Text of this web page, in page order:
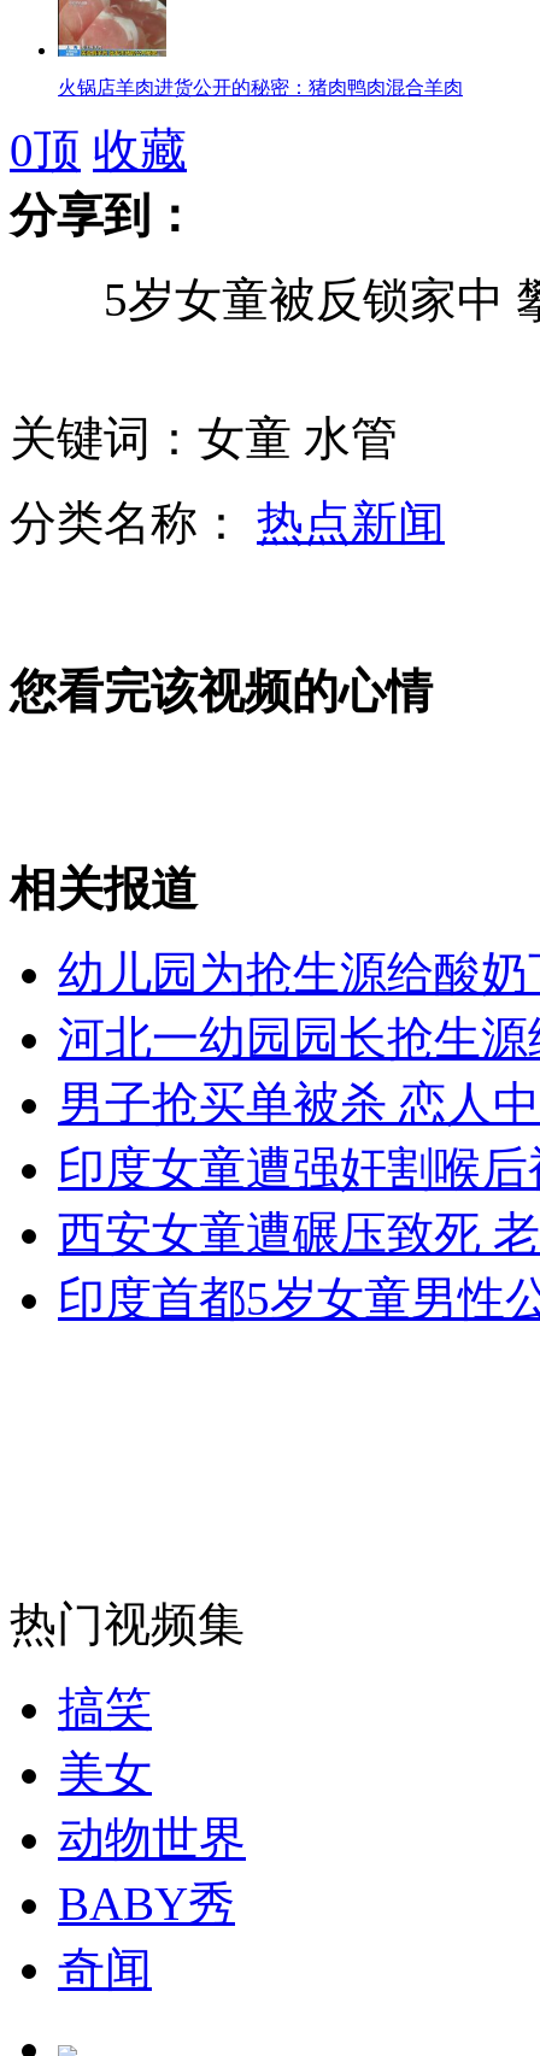
火锅店羊肉进货公开的秘密：猪肉鸭肉混合羊肉
记者追问火锅店羊肉真假 店长称不敢评论
中国海外旅游团领队被视为“肥羊”频遭抢劫
日内瓦：联合国称化武调查指向叙反对派
山西运城恶犬咬伤多人 警民合力深夜将其击毙
外交部：有关国家言论片面不公正
安徽一实载49人客车翻车
司机酒驾遇交警 急速倒车逃窜
0顶 收藏
分享到：
5岁女童被反锁家中
关键词：女童 水管
分类名称： 热点新闻
您看完该视频的心情
相关报道
幼儿园为抢生源给酸
河北一幼园园长抢生
男子抢买单被杀 恋人
印度女童遭强奸割喉
西安女童遭碾压致死
印度首都5岁女童男性
热门视频集
搞笑
美女
动物世界
BABY秀
奇闻